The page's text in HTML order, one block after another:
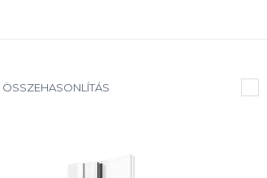
ÖSSZEHASONLÍTÁS